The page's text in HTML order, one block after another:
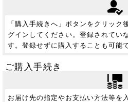
「購入手続きへ」ボタンをクリック
グインしてください。登録されてい
す。登録せずに購入することも可能
ご購入手続き
お届け先の指定やお支払い方法等を